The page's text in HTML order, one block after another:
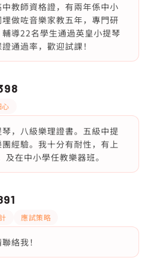
教師資格證，有兩年係中小
做咗音樂家教五年，專門研
導22名學生通過英皇小提琴
通過率，歡迎試課！
心
，八級樂理證書。五級中提
經驗。我十分有耐性，有上
在中小學任教樂器班。
應試策略
絡我！